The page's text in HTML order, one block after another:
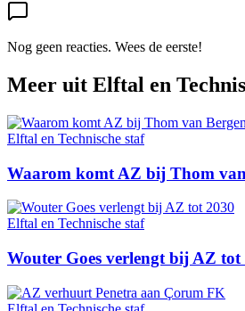
Nog geen reacties. Wees de eerste!
Meer uit Elftal en
Elftal en Technische staf
Waarom komt AZ bij Thom
Elftal en Technische staf
Wouter Goes verlengt bij AZ tot